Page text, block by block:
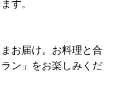
す。
お届け。お料理と合
ン」をお楽しみくだ